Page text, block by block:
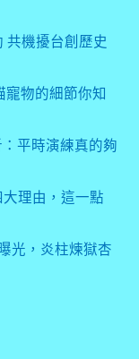
共機擾台創歷史
寵物的細節你知
平時演練真的夠
理由，這一點
光，炎柱煉獄杏